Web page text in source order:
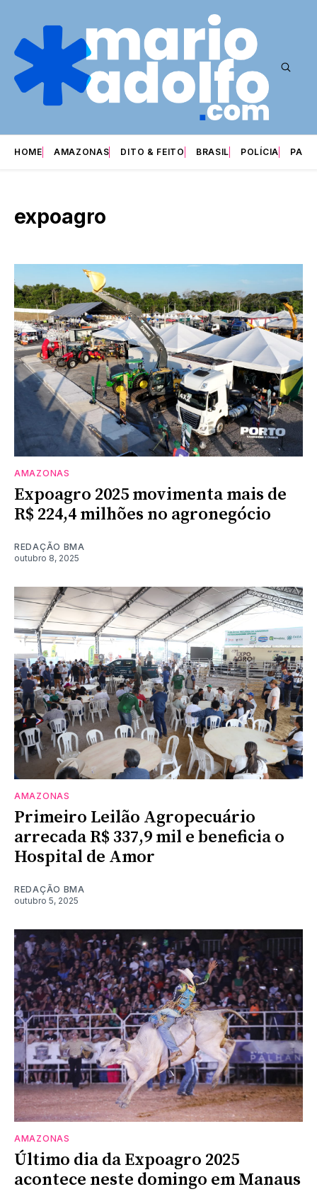
HOME AMAZONAS DITO & FEITO BRASIL POLÍCIA
expoagro
AMAZONAS
Expoagro 2025 movimenta mais de
R$ 224,4 milhões no agronegócio
REDAÇÃO BMA
outubro 8, 2025
AMAZONAS
Primeiro Leilão Agropecuário
arrecada R$ 337,9 mil e beneficia o
Hospital de Amor
REDAÇÃO BMA
outubro 5, 2025
AMAZONAS
Último dia da Expoagro 2025
acontece neste domingo em Manaus